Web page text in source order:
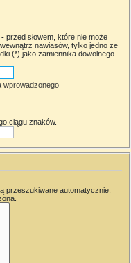
- przed słowem, które nie może
wewnątrz nawiasów, tylko jedno ze
(*) jako zamiennika dowolnego
wprowadzonego
ciągu znaków.
przeszukiwane automatycznie,